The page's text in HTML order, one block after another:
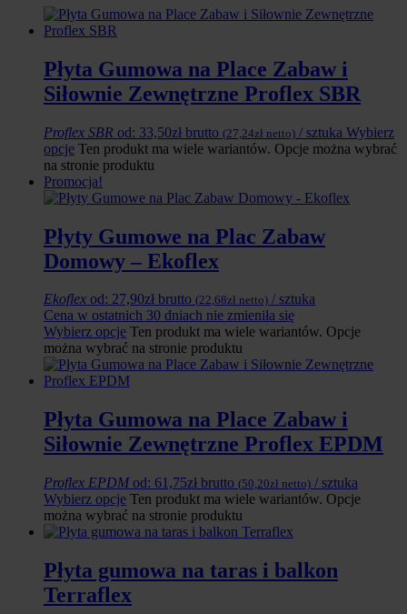
Płyta Gumowa na Place Zabaw i
Siłownie Zewnętrzne Proflex SBR
Proflex SBR od: 33,50zł brutto (27,24zł netto) / sztuka Wybierz
opcje Ten produkt ma wiele wariantów. Opcje można wybrać
na stronie produktu
Promocja!
Płyty Gumowe na Plac Zabaw
Domowy – Ekoflex
Ekoflex od: 27,90zł brutto (22,68zł netto) / sztuka
Cena w ostatnich 30 dniach nie zmieniła się
Wybierz opcje Ten produkt ma wiele wariantów. Opcje
można wybrać na stronie produktu
Płyta Gumowa na Place Zabaw i
Siłownie Zewnętrzne Proflex EPDM
Proflex EPDM od: 61,75zł brutto (50,20zł netto) / sztuka
Wybierz opcje Ten produkt ma wiele wariantów. Opcje
można wybrać na stronie produktu
Płyta gumowa na taras i balkon
Terraflex